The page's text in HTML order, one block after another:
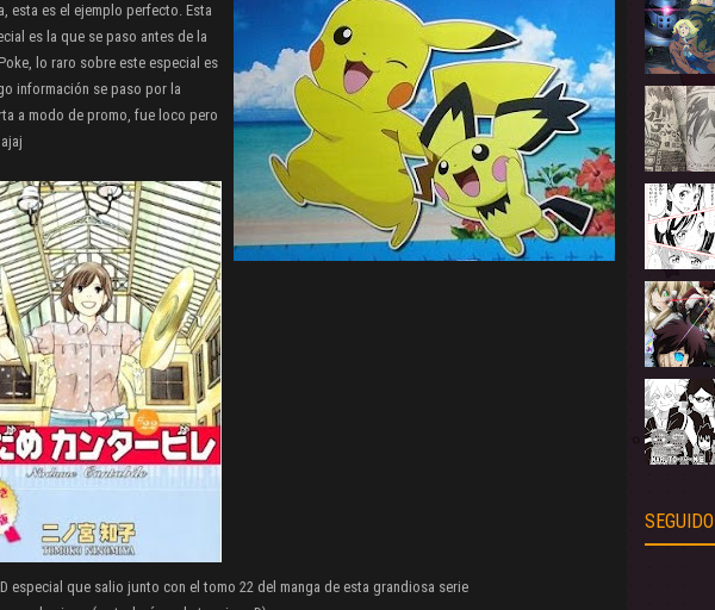
esta es el ejemplo perfecto. Esta
es la que se paso antes de la
lo raro sobre este especial es
información se paso por la
a modo de promo, fue loco pero
especial que salio junto con el tomo 22 del manga de esta grandiosa serie